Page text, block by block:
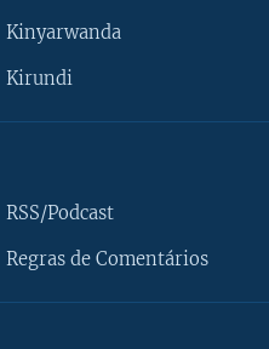
Kinyarwanda
Kirundi
RSS/Podcast
Regras de Comentários